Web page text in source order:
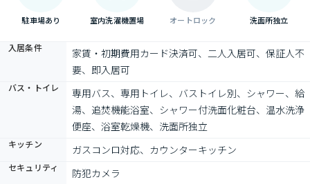
駐車場あり 室内洗濯機置場 オートロック 洗面所独立
入居条件
家賃・初期費用カード決済可、二人入居可、保証人不
要、即入居可
バス・トイレ
専用バス、専用トイレ、バストイレ別、シャワー、給
湯、追焚機能浴室、シャワー付洗面化粧台、温水洗浄
便座、浴室乾燥機、洗面所独立
キッチン ガスコンロ対応、カウンターキッチン
セキュリティ 防犯カメラ